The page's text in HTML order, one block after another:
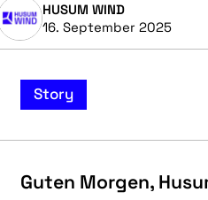
HUSUM WIND
16. September 2025
Story
Guten Morgen,